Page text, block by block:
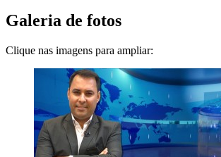
Galeria de fotos
Clique nas imagens para ampliar: